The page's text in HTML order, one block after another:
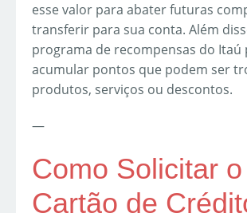
esse valor para abater futuras
transferir para sua conta. Além
programa de recompensas do Itaú
acumular pontos que podem ser
produtos, serviços ou descontos.
—
Como Solicitar o
Cartão de